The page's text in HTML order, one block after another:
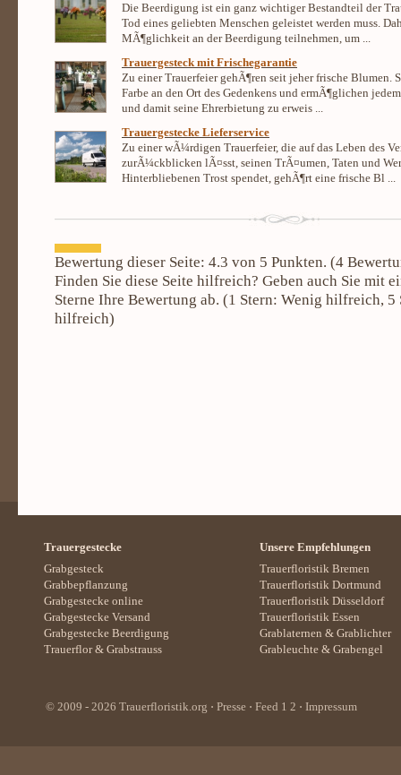
Die Beerdigung ist ein ganz wichtiger Bestandteil der
Tod eines geliebten Menschen geleistet werden muss.
MÃ¶glichkeit an der Beerdigung teilnehmen, um ...
Trauergesteck mit Frischegarantie
Zu einer Trauerfeier gehÃ¶ren seit jeher frische Blumen.
Farbe an den Ort des Gedenkens und ermÃ¶glichen
und damit seine Ehrerbietung zu erweis ...
Trauergestecke Lieferservice
Zu einer wÃ¼rdigen Trauerfeier, die auf das Leben des
zurÃ¼ckblicken lÃ¤sst, seinen TrÃ¤umen, Taten und
Hinterbliebenen Trost spendet, gehÃ¶rt eine frische Bl ...
Bewertung dieser Seite: 4.3 von 5 Punkten. (4
Finden Sie diese Seite hilfreich? Geben auch Sie mit
Sterne Ihre Bewertung ab. (1 Stern: Wenig hilfreich, 5
hilfreich)
Trauergestecke
Grabgesteck
Grabbepflanzung
Grabgestecke online
Grabgestecke Versand
Grabgestecke Beerdigung
Trauerflor& Grabstrauss
Unsere Empfehlungen
Trauerfloristik Bremen
Trauerfloristik Dortmund
Trauerfloristik Düsseldorf
Trauerfloristik Essen
Grablaternen & Grablichter
Grableuchte & Grabengel
© 2009 - 2026 Trauerfloristik.org ⋅ Presse ⋅ Feed 1 2 ⋅ Impressum